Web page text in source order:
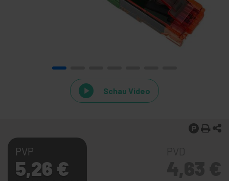
Schau Video
PVP
5,26 €